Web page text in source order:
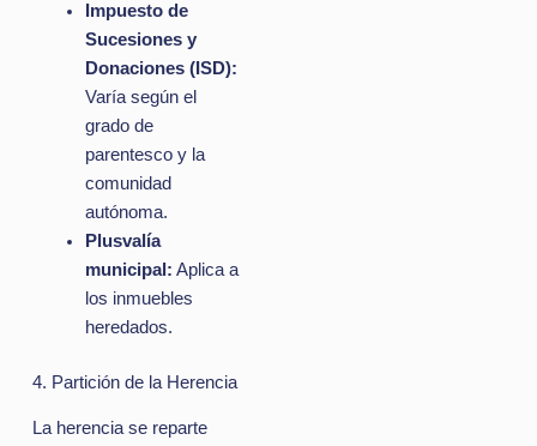
Impuesto de
Sucesiones y
Donaciones (ISD):
Varía según el
grado de
parentesco y la
comunidad
autónoma.
Plusvalía
municipal: Aplica a
los inmuebles
heredados.
4. Partición de la Herencia
La herencia se reparte